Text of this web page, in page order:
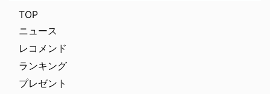
TOP
ニュース
レコメンド
ランキング
プレゼント